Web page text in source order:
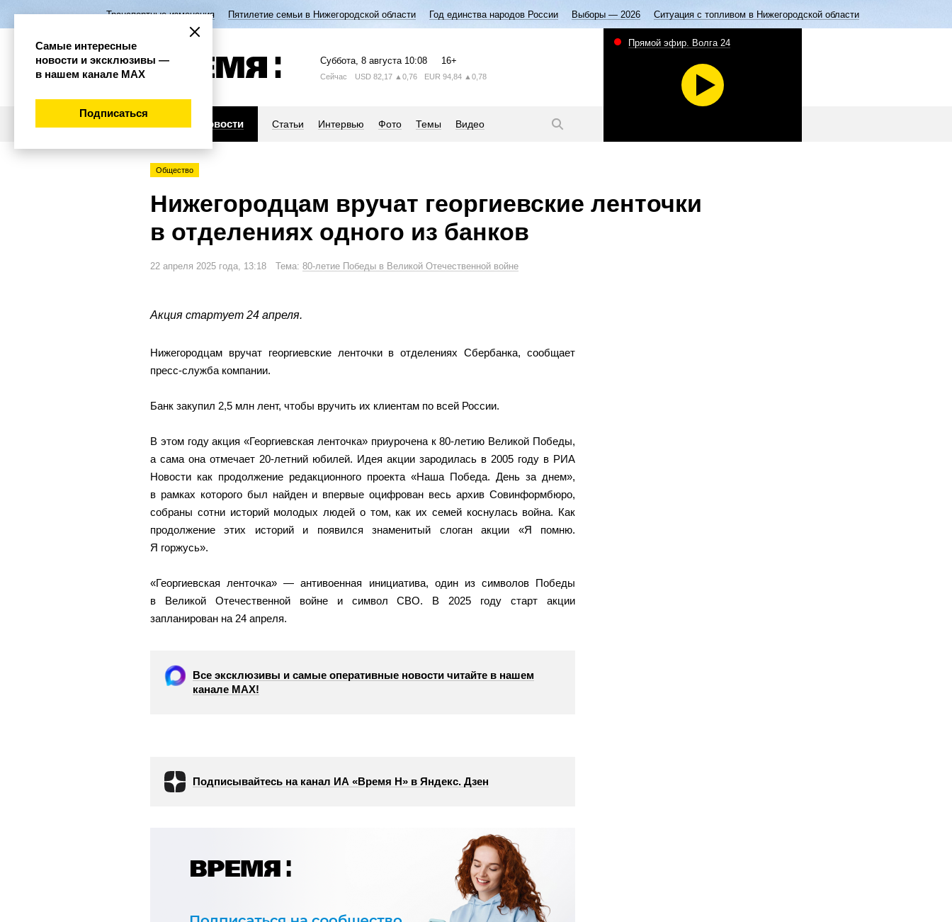
Транспортные изменения Пятилетие семьи в Нижегородской области Год единства народов России Выборы — 2026 Ситуация с топливом в Нижегородской области
Суббота, 8 августа 10:08 16+
Сейчас USD 82,17 ▲0,76 EUR 94,84 ▲0,78
Новости Статьи Интервью Фото Темы Видео
Прямой эфир. Волга 24
Общество
Нижегородцам вручат георгиевские ленточки
в отделениях одного из банков
22 апреля 2025 года, 13:18 Тема: 80-летие Победы в Великой Отечественной войне
Акция стартует 24 апреля.
Нижегородцам вручат георгиевские ленточки в отделениях Сбербанка, сообщает
пресс-служба компании.
Банк закупил 2,5 млн лент, чтобы вручить их клиентам по всей России.
В этом году акция «Георгиевская ленточка» приурочена к 80-летию Великой Победы,
а сама она отмечает 20-летний юбилей. Идея акции зародилась в 2005 году в РИА
Новости как продолжение редакционного проекта «Наша Победа. День за днем»,
в рамках которого был найден и впервые оцифрован весь архив Совинформбюро,
собраны сотни историй молодых людей о том, как их семей коснулась война. Как
продолжение этих историй и появился знаменитый слоган акции «Я помню.
Я горжусь».
«Георгиевская ленточка» — антивоенная инициатива, один из символов Победы
в Великой Отечественной войне и символ СВО. В 2025 году старт акции
запланирован на 24 апреля.
Все эксклюзивы и самые оперативные новости читайте в нашем
канале МАХ!
Подписывайтесь на канал ИА «Время Н» в Яндекс. Дзен
Самые интересные
новости и эксклюзивы —
в нашем канале МАХ
Подписаться